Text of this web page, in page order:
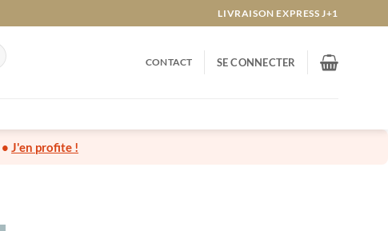
LIVRAISON EXPRESS J+1
CONTACT SE CONNECTER
•J'en profite !